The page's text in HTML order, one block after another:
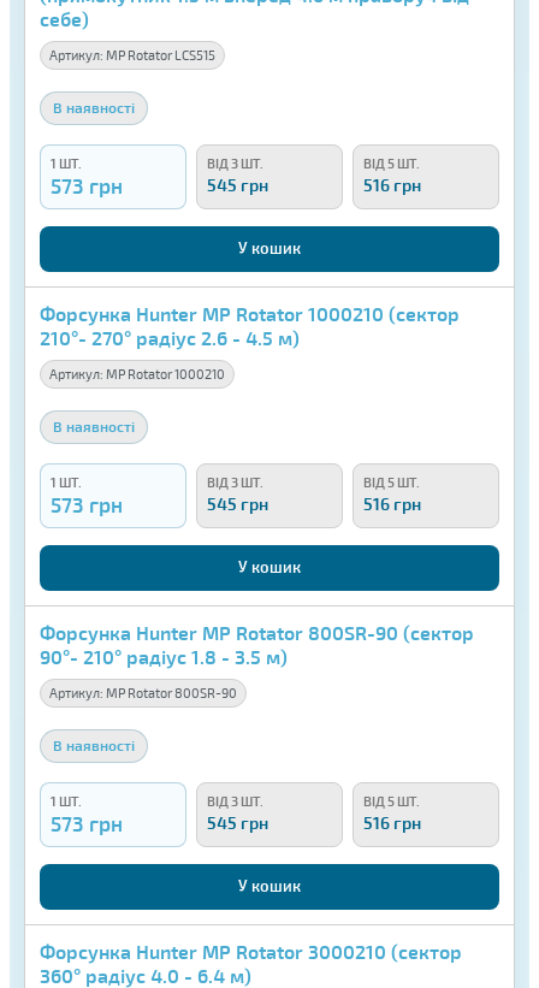
себе)
Артикул: MP Rotator LCS515
В наявності
1 ШТ.
573 грн
ВІД 3 ШТ.
545 грн
ВІД 5 ШТ.
516 грн
У кошик
Форсунка Hunter MP Rotator 1000210 (сектор
210°- 270° радіус 2.6 - 4.5 м)
Артикул: MP Rotator 1000210
В наявності
1 ШТ.
573 грн
ВІД 3 ШТ.
545 грн
ВІД 5 ШТ.
516 грн
У кошик
Форсунка Hunter MP Rotator 800SR-90 (сектор
90°- 210° радіус 1.8 - 3.5 м)
Артикул: MP Rotator 800SR-90
В наявності
1 ШТ.
573 грн
ВІД 3 ШТ.
545 грн
ВІД 5 ШТ.
516 грн
У кошик
Форсунка Hunter MP Rotator 3000210 (сектор
360° радіус 4.0 - 6.4 м)